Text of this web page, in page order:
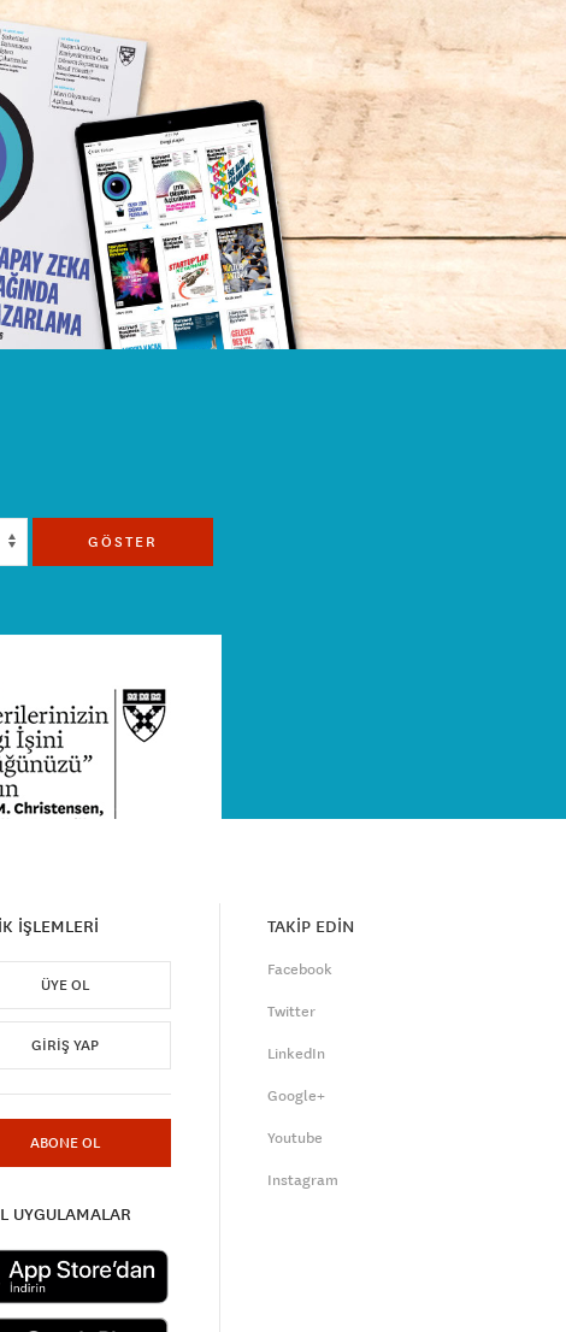
GÖSTER
İŞLEMLERİ
ÜYE OL
GIRIŞ YAP
ABONE OL
UYGULAMALAR
TAKİP EDİN
Facebook
Twitter
LinkedIn
Google+
Youtube
Instagram